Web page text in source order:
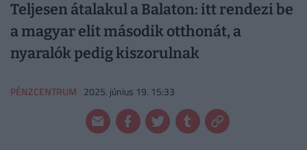
Teljesen átalakul a Balaton: itt rendezi be
a magyar elit második otthonát, a
nyaralók pedig kiszorulnak
PÉNZCENTRUM 2025. június 19. 15:33